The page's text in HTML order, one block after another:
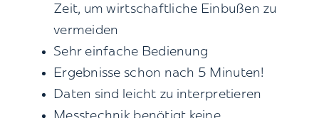
Zeit, um wirtschaftliche Einbußen zu
vermeiden
Sehr einfache Bedienung
Ergebnisse schon nach 5 Minuten!
Daten sind leicht zu interpretieren